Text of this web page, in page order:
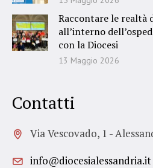
Raccontare le realtà
all’interno
con la Diocesi
13 Maggio 2026
Contatti
Via Vescovado, 1 -
info@diocesialessandria.it